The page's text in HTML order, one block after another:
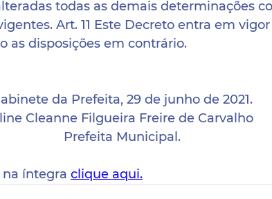
todas as demais determinações
Art. 11 Este Decreto entra em
as disposições em contrário.
da Prefeita, 29 de junho de 2021.
Cleanne Filgueira Freire de Carvalho
Prefeita Municipal.
na íntegra clique aqui.